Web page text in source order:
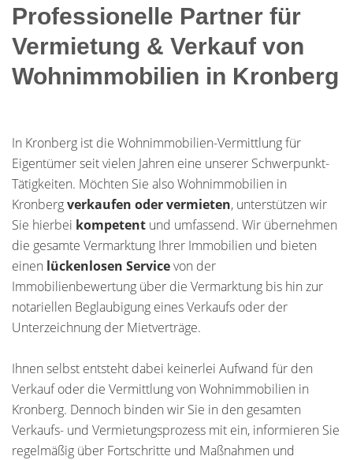
Professionelle Partner für
Vermietung & Verkauf von
Wohnimmobilien in Kronberg
In Kronberg ist die Wohnimmobilien-Vermittlung für
Eigentümer seit vielen Jahren eine unserer Schwerpunkt-
Tätigkeiten. Möchten Sie also Wohnimmobilien in
Kronbergverkaufen oder vermieten, unterstützen wir
Sie hierbei kompetent und umfassend. Wir übernehmen
die gesamte Vermarktung Ihrer Immobilien und bieten
einen lückenlosen Servicevon der
Immobilienbewertung über die Vermarktung bis hin zur
notariellen Beglaubigung eines Verkaufs oder der
Unterzeichnung der Mietverträge.
Ihnen selbst entsteht dabei keinerlei Aufwand für den
Verkauf oder die Vermittlung von Wohnimmobilien in
Kronberg. Dennoch binden wir Sie in den gesamten
Verkaufs- und Vermietungsprozess mit ein, informieren Sie
regelmäßig über Fortschritte und Maßnahmen und